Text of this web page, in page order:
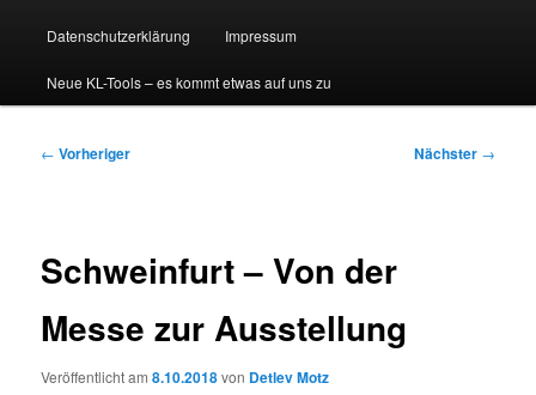
Datenschutzerklärung Impressum
Neue KL-Tools – es kommt etwas auf uns zu
Beitragsnavigation
← Vorheriger Nächster →
Schweinfurt – Von der
Messe zur Ausstellung
Veröffentlicht am8.10.2018von Detlev Motz